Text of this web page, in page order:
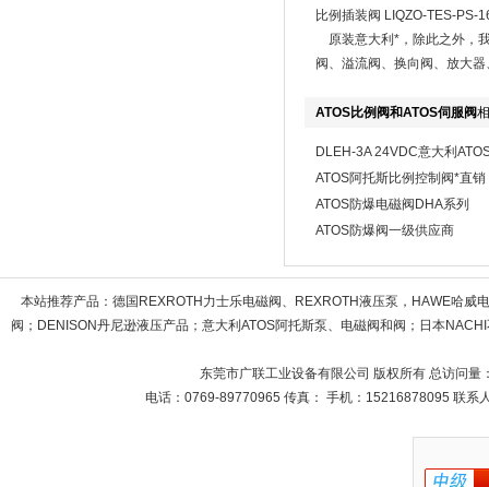
比例插装阀 LIQZO-TES-PS-
原装意大利 *，除此之外，
阀、溢流阀、换向阀、放大
ATOS比例阀和ATOS伺服阀
DLEH-3A 24VDC意大利
ATOS阿托斯比例控制阀*直销
ATOS防爆电磁阀DHA系列
ATOS防爆阀一级供应商
本站推荐产品： 德国REXROTH力士乐电磁阀、REXROTH液压泵，HAWE哈威
阀；DENISON丹尼逊液压产品；意大利ATOS阿托斯泵、电磁阀和阀；日本
东莞市广联工业设备有限公司 版权所有 总访问量
电话：0769-89770965 传真： 手机：15216878095 联系